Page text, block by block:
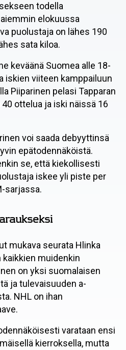
todella
elokuussa
puolustaja on lähes 190
sata kiloa.
keväänä Suomea alle 18-
iskien viiteen kamppailuun
Piiparinen pelasi Tapparan
ottelua ja iski näissä 16
voi saada debyyttinsä
epätodennäköistä.
se, että kiekollisesti
iskee yli piste per
sarjassa.
mukava seurata Hlinka
kaikkien muidenkin
on yksi suomalaisen
ja tulevaisuuden a-
NHL on ihan
varataan ensi
kierroksella, mutta